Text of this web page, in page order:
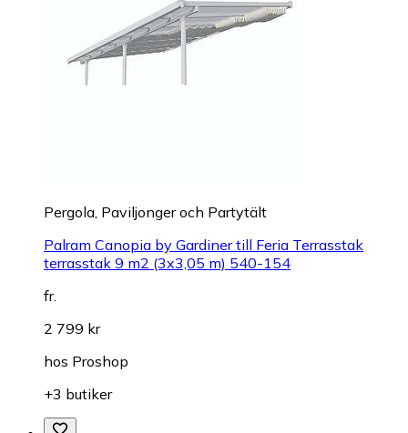
Pergola, Paviljonger och Partytält
Palram Canopia by Gardiner till Feria Terrasstak
terrasstak 9 m2 (3x3,05 m) 540-154
fr.
2 799 kr
hos Proshop
+3 butiker